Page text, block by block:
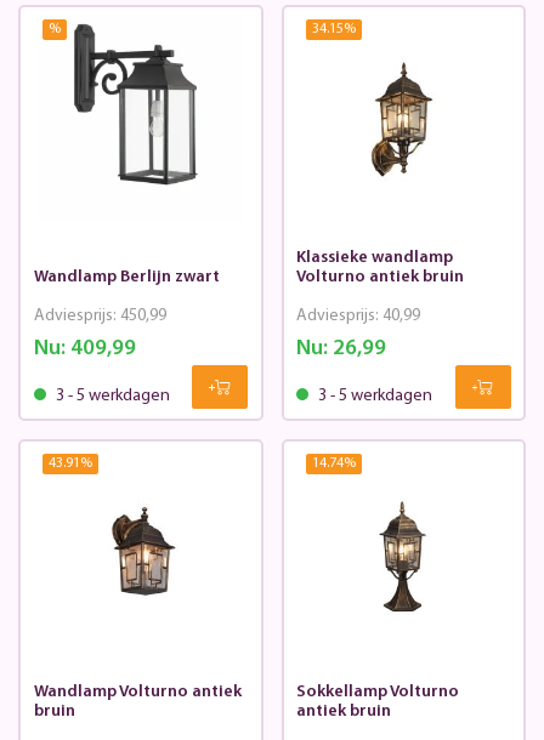
%
Wandlamp Berlijn zwart
Nu:409,99
Adviesprijs: 450,99
3 - 5 werkdagen
34.15%
Klassieke wandlamp
Volturno antiek bruin
Nu: 26,99
Adviesprijs: 40,99
3 - 5 werkdagen
43.91 %
Wandlamp Volturno antiek
bruin
14.74%
Sokkellamp Volturno
antiek bruin